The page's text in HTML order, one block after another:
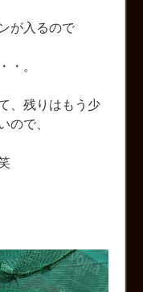
が入るので
・。
、残りはもう少
ので、